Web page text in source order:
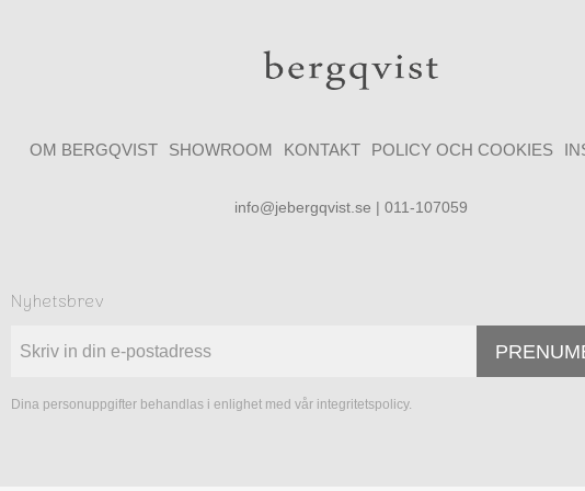
OM BERGQVIST SHOWROOM KONTAKT POLICY OCH COOKIES
info@jebergqvist.se | 011-107059
Nyhetsbrev
Dina personuppgifter behandlas i enlighet med vår integritetspolicy.